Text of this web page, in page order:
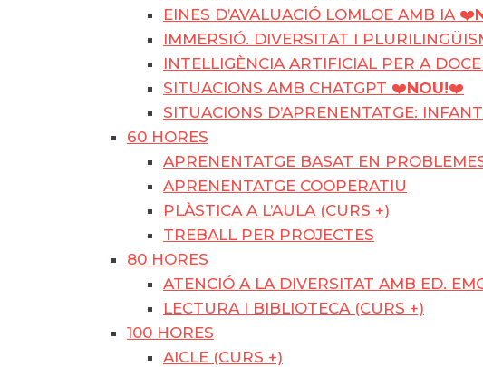
EINES D’AVALUACIÓ LOMLOE AMB IA ❤️
IMMERSIÓ. DIVERSITAT I
INTEL·LIGÈNCIA ARTIFICIAL PER A
SITUACIONS AMB CHATGPT ❤️NOU!❤️
SITUACIONS D’APRENENTATGE:
60 HORES
APRENENTATGE BASAT EN
APRENENTATGE COOPERATIU
PLÀSTICA A L’AULA (CURS +)
TREBALL PER PROJECTES
80 HORES
ATENCIÓ A LA DIVERSITAT AMB ED.
LECTURA I BIBLIOTECA (CURS +)
100 HORES
AICLE (CURS +)